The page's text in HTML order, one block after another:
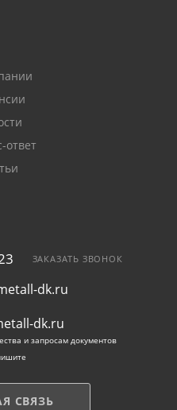
ответ
ЗАКАЗАТЬ ЗВОНОК
dk.ru
dk.ru
и запросам документов
СВЯЗЬ